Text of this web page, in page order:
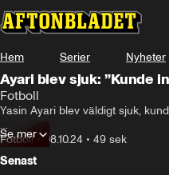
Hem Serier Nyheter
Ayari blev sjuk: ”Kunde
Fotboll
Yasin Ayari blev väldigt sjuk,
Innan matchen mot Chelsea
Fotboll•08.10.24 • 49 sek
Se mer
Senast